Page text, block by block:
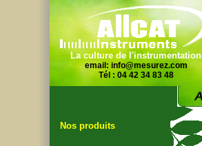
La culture de l'instrumentation
email: info@mesurez.com
Tél : 04 42 34 83 48
Nos produits